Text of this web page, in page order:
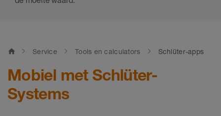
home Service Tools en calculators Schlüter-apps
Mobiel met Schlüter-
Systems